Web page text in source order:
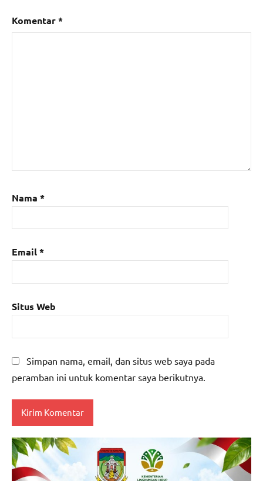
Komentar*
Nama *
Email*
Situs Web
Simpan nama, email, dan situs web saya pada
peramban ini untuk komentar saya berikutnya.